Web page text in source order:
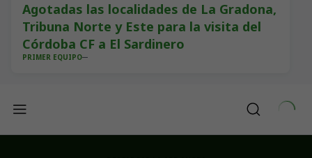
Agotadas las localidades de La Gradona,
Tribuna Norte y Este para la visita del
Córdoba CF a El Sardinero
PRIMER EQUIPO